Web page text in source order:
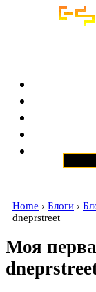
Home › Блоги ›
dneprstreet
Моя